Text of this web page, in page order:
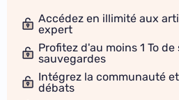
Accédez en illimité aux
expert
Profitez d'au moins 1 To
sauvegardes
Intégrez la communauté
débats